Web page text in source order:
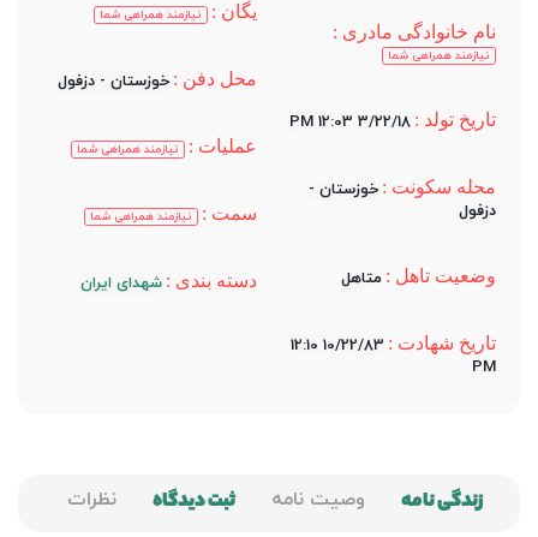
نام خانوادگی مادری :
نیازمند همراهی شما
تاریخ تولد : 3/22/18 12:03 PM
محله سکونت : خوزستان -
دزفول
وضعیت تاهل : متاهل
تاریخ شهادت :
10/22/83 12:10
PM
یگان : نیازمند همراهی شما
محل دفن : خوزستان - دزفول
عملیات : نیازمند همراهی شما
سمت : نیازمند همراهی شما
دسته بندی : شهدای ایران
زندگی نامه وصیت نامه ثبت دیدگاه نظرات